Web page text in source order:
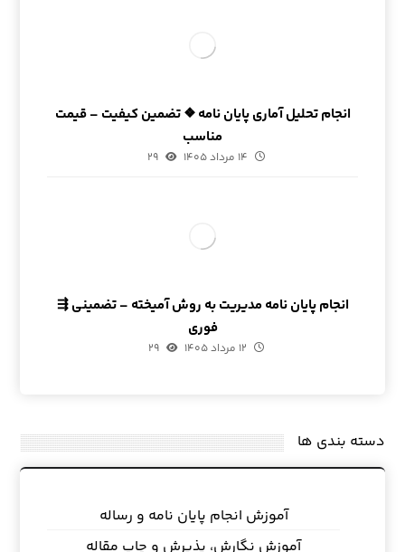
انجام تحلیل آماری پایان نامه ❖ تضمین کیفیت – قیمت
مناسب
۱۴ مرداد ۱۴۰۵ ۲۹
انجام پایان نامه مدیریت به روش آمیخته – تضمینی ⇶
فوری
۱۲ مرداد ۱۴۰۵ ۲۹
دسته بندی ها
آموزش انجام پایان نامه و رساله
آموزش نگارش، پذیرش و چاپ مقاله